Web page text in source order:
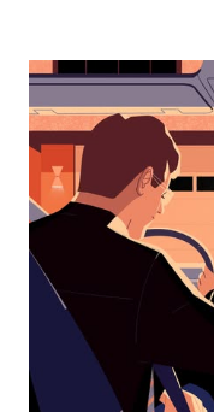
календарю
выбрать
дату.
Чтобы
закрыть
календарь,
нажмите
Esc.